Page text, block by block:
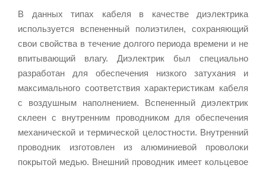
В данных типах кабеля в качестве диэлектрика
используется вспененный полиэтилен, сохраняющий
свои свойства в течение долгого периода времени и не
впитывающий влагу. Диэлектрик был специально
разработан для обеспечения низкого затухания и
максимального соответствия характеристикам кабеля
с воздушным наполнением. Вспененный диэлектрик
склеен с внутренним проводником для обеспечения
механической и термической целостности. Внутренний
проводник изготовлен из алюминиевой проволоки
покрытой медью. Внешний проводник имеет кольцевое